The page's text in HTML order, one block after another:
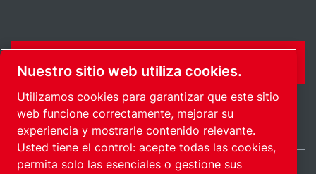
FORMULARIO DE CONTACTO
Nuestro sitio web utiliza cookies.
Utilizamos cookies para garantizar que este sitio
web funcione correctamente, mejorar su
experiencia y mostrarle contenido relevante.
Usted tiene el control: acepte todas las cookies,
permita solo las esenciales o gestione sus